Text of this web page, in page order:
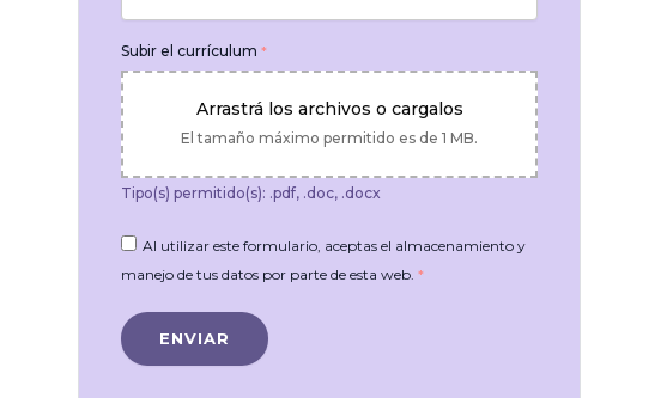
Subir el currículum *
Arrastrá los archivos o cargalos
El tamaño máximo permitido es de 1 MB.
Tipo(s) permitido(s): .pdf, .doc, .docx
Al utilizar este formulario, aceptas el almacenamiento y
manejo de tus datos por parte de esta web. *